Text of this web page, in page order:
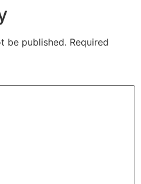
be published. Required